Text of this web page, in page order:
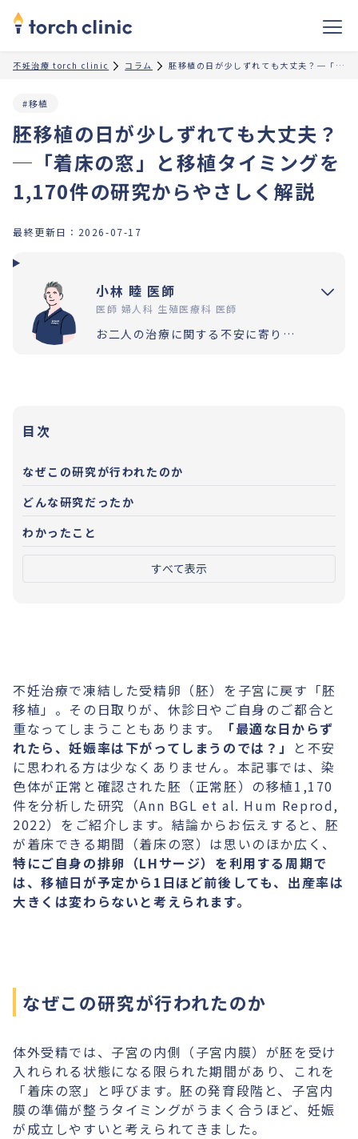
不妊治療 torch clinic コラム 胚移植の日が少しずれても大丈夫？─「着床の窓」と移植タイミングを1,170件の研究からやさしく解説
胚移植の日が少しずれても大丈夫？
─「着床の窓」と移植タイミングを
1,170件の研究からやさしく解説
#移植
最終更新日： 2026-07-17
小林 睦 医師
医師 婦人科 生殖医療科 医師
お二人の治療に関する不安に寄り添いながら、卒業まで伴走させていただきます。わからないことなど、お気軽にご質問いただけたら幸いです。
目次
なぜこの研究が行われたのか
どんな研究だったか
わかったこと
すべて表示
不妊治療で凍結した受精卵（胚）を子宮に戻す「胚
移植」。その日取りが、休診日やご自身のご都合と
重なってしまうこともあります。
「最適な日からず
れたら、妊娠率は下がってしまうのでは？」
と不安
に思われる方は少なくありません。本記事では、染
色体が正常と確認された胚（正常胚）の移植1,170
件を分析した研究（Ann BGL et al. Hum Reprod,
2022）をご紹介します。結論からお伝えすると、胚
が着床できる期間（着床の窓）は思いのほか広く、
特にご自身の排卵（LHサージ）を利用する周期で
は、移植日が予定から1日ほど前後しても、出産率は
大きくは変わらないと考えられます。
なぜこの研究が行われたのか
体外受精では、子宮の内側（子宮内膜）が胚を受け
入れられる状態になる限られた期間があり、これを
「着床の窓」と呼びます。胚の発育段階と、子宮内
膜の準備が整うタイミングがうまく合うほど、妊娠
が成立しやすいと考えられてきました。